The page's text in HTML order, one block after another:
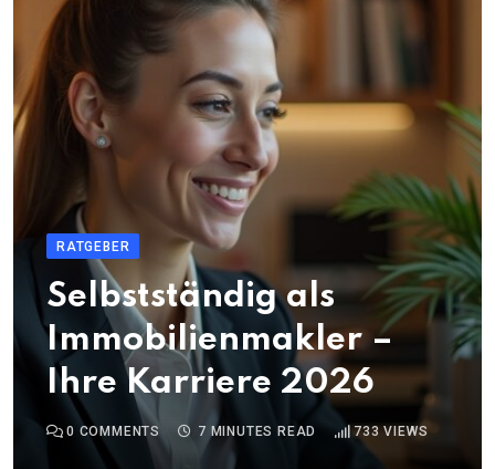
RATGEBER
Selbstständig als
Immobilienmakler –
Ihre Karriere 2026
0 COMMENTS 7 MINUTES READ 733 VIEWS